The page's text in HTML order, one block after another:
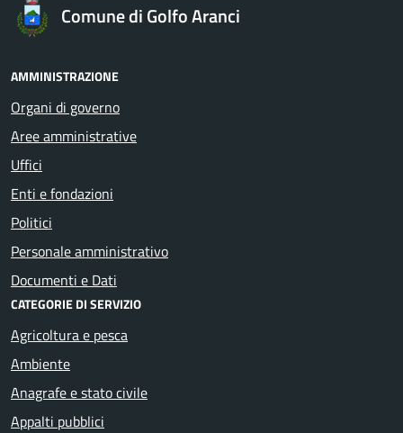
Comune di Golfo Aranci
AMMINISTRAZIONE
Organi di governo
Aree amministrative
Uffici
Enti e fondazioni
Politici
Personale amministrativo
Documenti e Dati
CATEGORIE DI SERVIZIO
Agricoltura e pesca
Ambiente
Anagrafe e stato civile
Appalti pubblici